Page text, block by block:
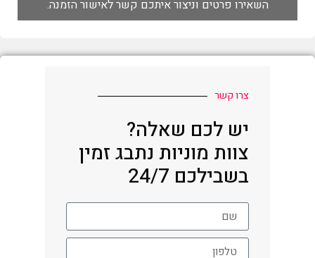
השאירו פרטים וניצור איתכם קשר לאישור הזמנה.
צרו קשר
יש לכם שאלה?
צוות מוניות נתבג זמין
בשבילכם 24/7